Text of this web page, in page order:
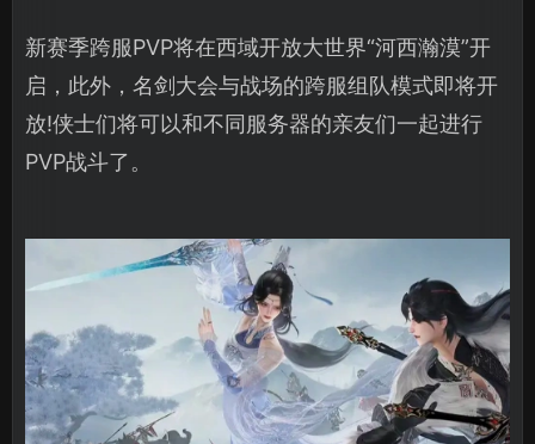
新赛季跨服PVP将在西域开放大世界“河西瀚漠”开
启，此外，名剑大会与战场的跨服组队模式即将开
放!侠士们将可以和不同服务器的亲友们一起进行
PVP战斗了。